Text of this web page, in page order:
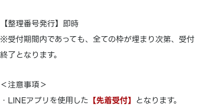
【整理番号発行】即時
※受付期間内であっても、全ての枠が埋まり次第、受付
終了となります。
＜注意事項＞
・LINEアプリを使用した 【先着受付】 となります。